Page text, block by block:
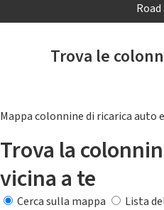
Road
Trova le
Mappa colonnine di ricarica auto
Trova la
vicina a te
Cerca sulla mappa
Lista